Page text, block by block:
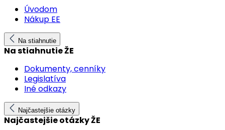
Úvodom
Nákup EE
Na stiahnutie
Na stiahnutie ŽE
Dokumenty, cenníky
Legislatíva
Iné odkazy
Najčastejšie otázky
Najčastejšie otázky ŽE